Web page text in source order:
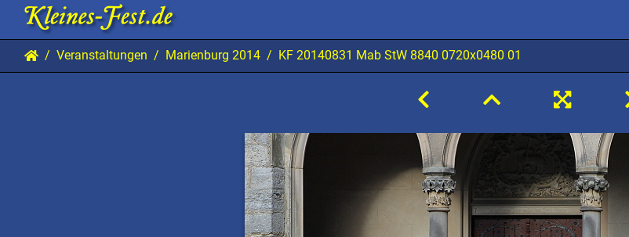
Veranstaltungen Marienburg 2014 KF 20140831 Mab StW 8840 0720x0480 01